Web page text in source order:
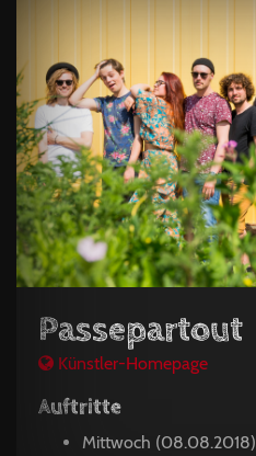
Passepartout
Künstler-Homepage
Auftritte
Mittwoch (08.08.2018)